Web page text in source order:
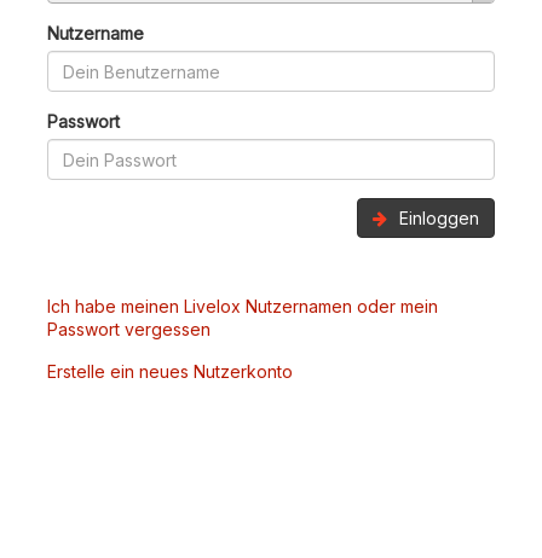
Nutzername
Passwort
Einloggen
Ich habe meinen Livelox Nutzernamen oder mein
Passwort vergessen
Erstelle ein neues Nutzerkonto